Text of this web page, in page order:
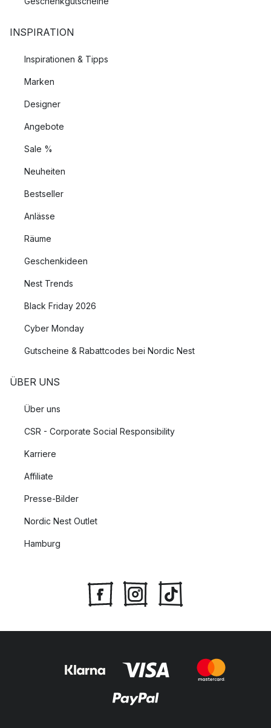
INSPIRATION
Inspirationen & Tipps
Marken
Designer
Angebote
Sale %
Neuheiten
Bestseller
Anlässe
Räume
Geschenkideen
Nest Trends
Black Friday 2026
Cyber Monday
Gutscheine & Rabattcodes bei Nordic Nest
ÜBER UNS
Über uns
CSR - Corporate Social Responsibility
Karriere
Affiliate
Presse-Bilder
Nordic Nest Outlet
Hamburg